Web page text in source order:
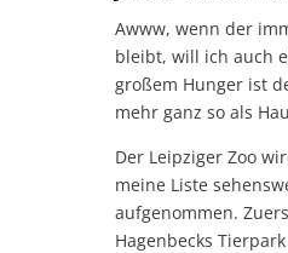
Awww, wenn der
bleibt, will ich auch
großem Hunger ist
mehr ganz so als
Der Leipziger Zoo
meine Liste
aufgenommen.
Hagenbecks